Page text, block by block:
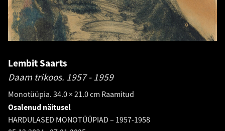
Lembit Saarts
Daam trikoos. 1957 - 1959
Monotüüpia. 34.0 × 21.0 cm Raamitud
Osalenud näitusel
HARDULASED MONOTÜÜPIAD – 1957-1958